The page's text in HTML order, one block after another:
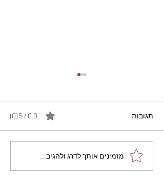
מתכון מנצח עוגת מייפל
שוקולד בחושה וקלה - זיוה
תגובות 0.0 / 5 ‏(0)
מזמינים אותך לדרג ולהגיב...